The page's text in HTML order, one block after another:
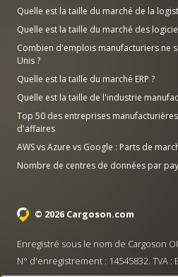
Quelle est la taille du marché de la
Quelle est la taille du marché des
Combien d'emplois manufacturiers ne
Unis ?
Quelle est la taille du marché ERP ?
Quelle est la taille de l'industrie
Top 50 des entreprises
d'affaires
AWS vs Azure vs Google : Parts de
Nombre de centres de données par
© 2026 Cargoson.com
Enregistré sous le nom de Cargoson
N° d'enregistrement : 14545832. TVA :